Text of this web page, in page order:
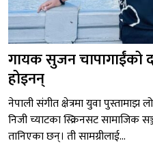
गायक सुजन चापागाईंको
होइनन्
नेपाली संगीत क्षेत्रमा युवा
निजी च्याटका स्क्रिनसट सामाजिक
तानिएका छन्। ती सामग्रीलाई...